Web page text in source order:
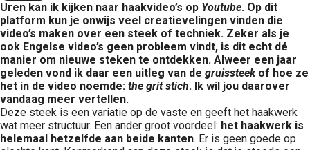
Uren kan ik kijken naar haakvideo’s op Youtube. Op dit
platform kun je onwijs veel creatievelingen vinden die
video’s maken over een steek of techniek. Zeker als je
ook Engelse video’s geen probleem vindt, is dit echt dé
manier om nieuwe steken te ontdekken. Alweer een jaar
geleden vond ik daar een uitleg van de gruissteekof hoe ze
het in de video noemde: the grit stich. Ik wil jou daarover
vandaag meer vertellen.
Deze steek is een variatie op de vaste en geeft het haakwerk
wat meer structuur. Een ander groot voordeel: het haakwerk is
helemaal hetzelfde aan beide kanten. Er is geen goede op